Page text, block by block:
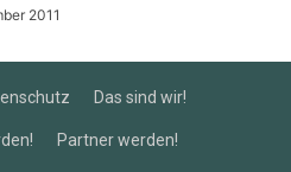
2011
Das sind wir!
Partner werden!